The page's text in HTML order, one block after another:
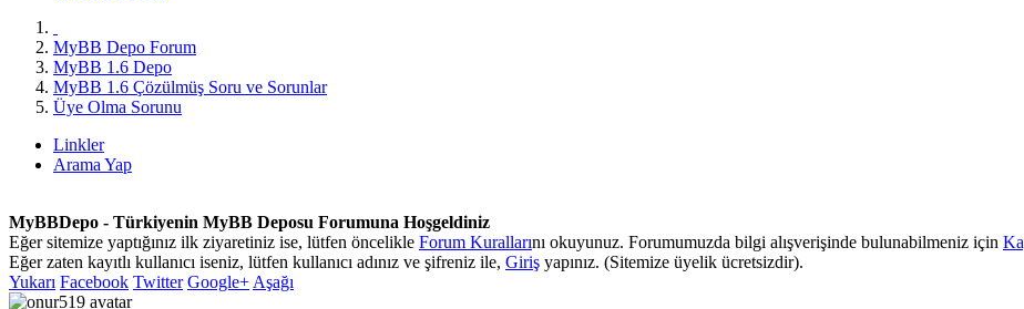
MyBB Depo Forum
MyBB 1.6 Depo
MyBB 1.6 Çözülmüş Soru ve Sorunlar
Üye Olma Sorunu
Linkler
Arama Yap
MyBBDepo - Türkiyenin MyBB Deposu Forumuna Hoşgeldiniz
Eğer sitemize yaptığınız ilk ziyaretiniz ise, lütfen öncelikle Forum Kurallarını okuyunuz. Forumumuzda bilgi alışverişinde bulunabilmeniz için
Eğer zaten kayıtlı kullanıcı iseniz, lütfen kullanıcı adınız ve şifreniz ile, Giriş yapınız. (Sitemize üyelik ücretsizdir).
Yukarı Facebook Twitter Google+ Aşağı